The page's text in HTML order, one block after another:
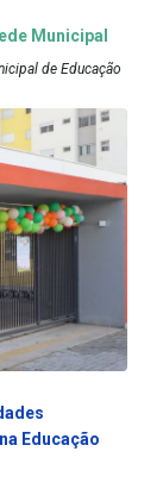
Municipal
de Educação
Educação